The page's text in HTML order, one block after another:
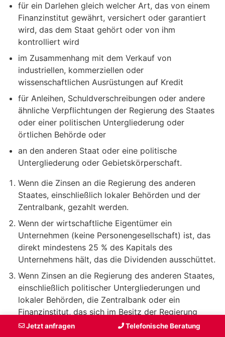
für ein Darlehen gleich welcher Art, das von einem
Finanzinstitut gewährt, versichert oder garantiert
wird, das dem Staat gehört oder von ihm
kontrolliert wird
im Zusammenhang mit dem Verkauf von
industriellen, kommerziellen oder
wissenschaftlichen Ausrüstungen auf Kredit
für Anleihen, Schuldverschreibungen oder andere
ähnliche Verpflichtungen der Regierung des Staates
oder einer politischen Untergliederung oder
örtlichen Behörde oder
an den anderen Staat oder eine politische
Untergliederung oder Gebietskörperschaft.
Wenn die Zinsen an die Regierung des anderen
Staates, einschließlich lokaler Behörden und der
Zentralbank, gezahlt werden.
Wenn der wirtschaftliche Eigentümer ein
Unternehmen (keine Personengesellschaft) ist, das
direkt mindestens 25 % des Kapitals des
Unternehmens hält, das die Dividenden ausschüttet.
Wenn Zinsen an die Regierung des anderen Staates,
einschließlich politischer Untergliederungen und
lokaler Behörden, die Zentralbank oder ein
Finanzinstitut, das sich im Besitz der Regierung
befindet, oder für von der Regierung garantierte
Jetzt anfragen Telefonische Beratung